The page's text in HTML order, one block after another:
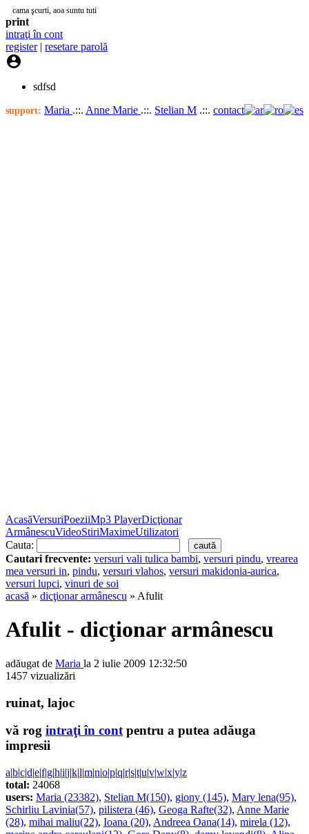
cama şcurti, aoa suntu tuti
print
intraţi în cont
register| resetare parolă

sdfsd
support: Maria .::. Anne Marie .::. Stelian M .::. contact
AcasăVersuriPoeziiMp3 PlayerDicţionar
ArmânescuVideoStiriMaximeUtilizatori
Cauta:
Cautari frecvente: versuri vali tulica bambi, versuri pindu, vrearea
mea versuri in, pindu, versuri vlahos, versuri makidonia-aurica,
versuri lupci, vinuri de soi
acasă » dicţionar armânescu » Afulit
Afulit - dicţionar armânescu
adăugat de Maria la 2 iulie 2009 12:32:50
1457 vizualizări
ruinat, lajoc
vă rog intraţi în contpentru a putea adăuga
impresii
a|b|c|d|e|f|g|h|i|j|k|l|m|n|o|p|q|r|s|t|u|v|w|x|y|z
total: 24068
users: Maria (23382), Stelian M(150), giony (145), Mary lena(95),
Schirliu Lavinia(57), pilistera (46), Geoga Rafte(32), Anne Marie
(28), mihai maliu(22), Ioana (20), Andreea Oana(14), mirela (12),